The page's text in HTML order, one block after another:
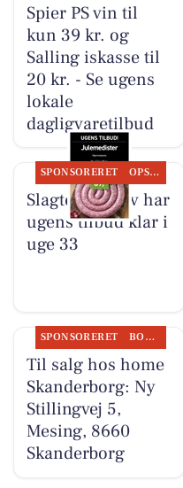
Spier PS vin til
kun 39 kr. og
Salling iskasse til
20 kr. - Se ugens
lokale
dagligvaretilbud
SPONSORERET OPSLAGSTAVLEN
Slagter Byskov har
ugens tilbud klar i
uge 33
SPONSORERET BOLIGMARKED
Til salg hos home
Skanderborg: Ny
Stillingvej 5,
Mesing, 8660
Skanderborg